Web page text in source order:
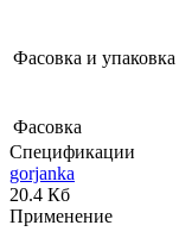
Фасовка и упаковка
Фасовка
Спецификации
gorjanka
20.4 Кб
Применение